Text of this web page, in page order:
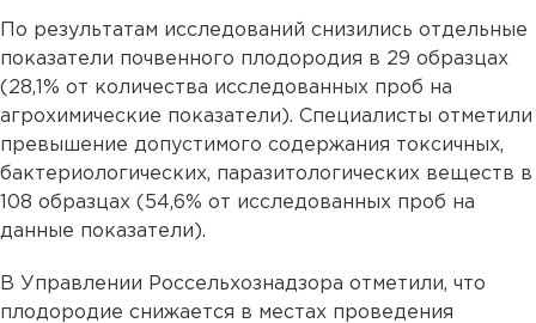
По результатам исследований снизились отдельные
показатели почвенного плодородия в 29 образцах
(28,1% от количества исследованных проб на
агрохимические показатели). Специалисты отметили
превышение допустимого содержания токсичных,
бактериологических, паразитологических веществ в
108 образцах (54,6% от исследованных проб на
данные показатели).
В Управлении Россельхознадзора отметили, что
плодородие снижается в местах проведения